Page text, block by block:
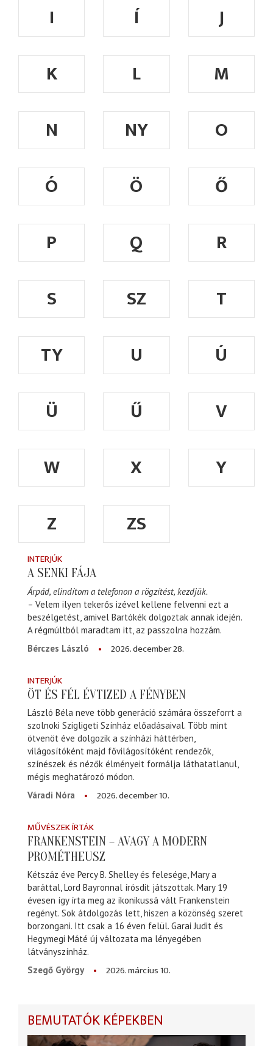
I Í
J
K
L
M
N
NY
O
Ó
Ö
Ő
P
Q
R
S
SZ
T
TY
U
Ú
Ü
Ű
V
W
X
Y
Z
ZS
INTERJÚK
A SENKI FÁJA
Árpád, elindítom a telefonon a rögzítést, kezdjük.
– Velem ilyen tekerős izével kellene felvenni ezt a
beszélgetést, amivel Bartókék dolgoztak annak idején.
A régmúltból maradtam itt, az passzolna hozzám.
Bérczes László
2026. december 28.
INTERJÚK
ÖT ÉS FÉL ÉVTIZED A FÉNYBEN
László Béla neve több generáció számára összeforrt a
szolnoki Szigligeti Színház előadásaival. Több mint
ötvenöt éve dolgozik a színházi háttérben,
világosítóként majd fővilágosítóként rendezők,
színészek és nézők élményeit formálja láthatatlanul,
mégis meghatározó módon.
Váradi Nóra
2026. december 10.
MŰVÉSZEK ÍRTÁK
FRANKENSTEIN – AVAGY A MODERN
PROMÉTHEUSZ
Kétszáz éve Percy B. Shelley és felesége, Mary a
baráttal, Lord Bayronnal írósdit játszottak. Mary 19
évesen így írta meg az ikonikussá vált Frankenstein
regényt. Sok átdolgozás lett, hiszen a közönség szeret
borzongani. Itt csak a 16 éven felül. Garai Judit és
Hegymegi Máté új változata ma lényegében
látványszínház.
Szegő György
2026. március 10.
BEMUTATÓK KÉPEKBEN